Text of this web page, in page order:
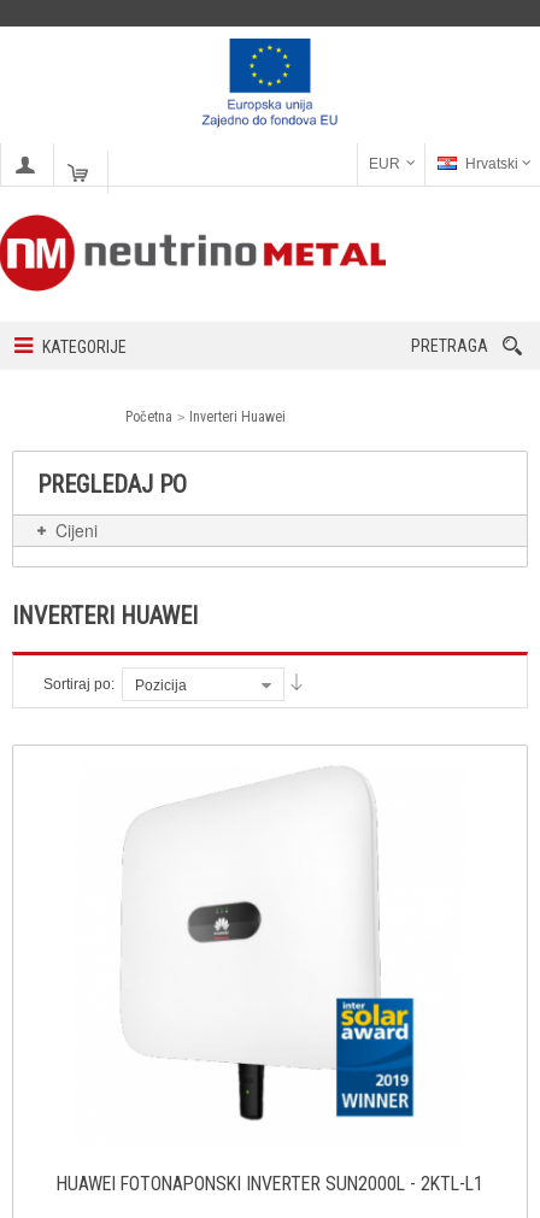
EUR Hrvatski
KATEGORIJE PRETRAGA
Početna Inverteri Huawei
PREGLEDAJ PO
Cijeni
INVERTERI HUAWEI
Sortiraj po: Pozicija
HUAWEI FOTONAPONSKI INVERTER SUN2000L - 2KTL-L1